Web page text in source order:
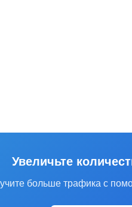
Увеличьте
больше трафика с